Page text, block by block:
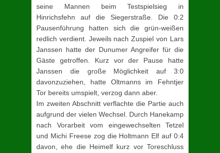
seine Mannen beim Testspielsieg in
Hinrichsfehn auf die Siegerstraße. Die 0:2
Pausenführung hatten sich die grün-weißen
redlich verdient. Jeweils nach Zuspiel von Lars
Janssen hatte der Dunumer Angreifer für die
Gäste getroffen. Kurz vor der Pause hatte
Janssen die große Möglichkeit auf 3:0
davonzuziehen, hatte Oltmanns im Fehntjer
Tor bereits umspielt, verzog dann aber.
Im zweiten Abschnitt verflachte die Partie auch
aufgrund der vielen Wechsel. Durch Hanekamp
nach Vorarbeit vom eingewechselten Tetzel
und Michi Freese zog die Holtmann Elf auf 0:4
davon, ehe die Heimelf kurz vor Toreschluss